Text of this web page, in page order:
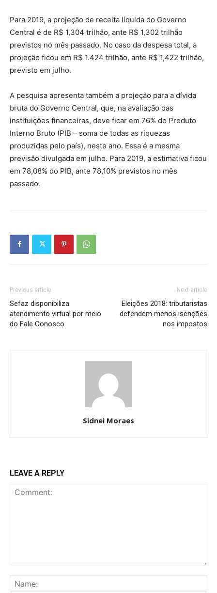
Para 2019, a projeção de receita líquida do Governo
Central é de R$ 1,304 trilhão, ante R$ 1,302 trilhão
previstos no mês passado. No caso da despesa total, a
projeção ficou em R$ 1.424 trilhão, ante R$ 1,422 trilhão,
previsto em julho.
A pesquisa apresenta também a projeção para a dívida
bruta do Governo Central, que, na avaliação das
instituições financeiras, deve ficar em 76% do Produto
Interno Bruto (PIB – soma de todas as riquezas
produzidas pelo país), neste ano. Essa é a mesma
previsão divulgada em julho. Para 2019, a estimativa ficou
em 78,08% do PIB, ante 78,10% previstos no mês
passado.
Previous article
Sefaz disponibiliza
atendimento virtual por meio
do Fale Conosco
Next article
Eleições 2018: tributaristas
defendem menos isenções
nos impostos
Sidnei Moraes
LEAVE A REPLY